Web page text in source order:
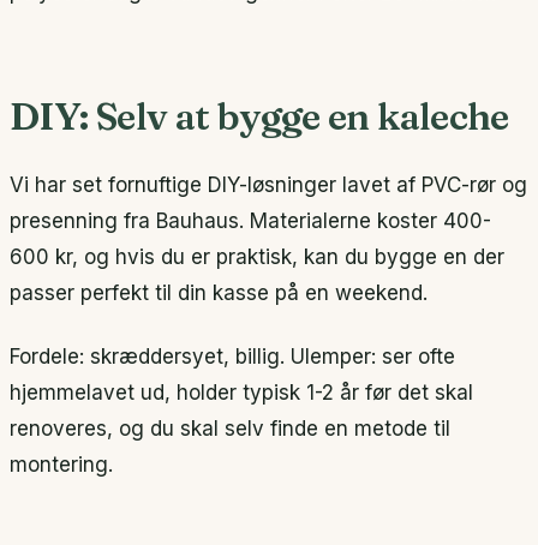
DIY: Selv at bygge en kaleche
Vi har set fornuftige DIY-løsninger lavet af PVC-rør og
presenning fra Bauhaus. Materialerne koster 400-
600 kr, og hvis du er praktisk, kan du bygge en der
passer perfekt til din kasse på en weekend.
Fordele: skræddersyet, billig. Ulemper: ser ofte
hjemmelavet ud, holder typisk 1-2 år før det skal
renoveres, og du skal selv finde en metode til
montering.